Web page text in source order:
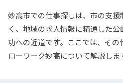
妙高市での仕事探しは、市の支
く、地域の求人情報に精通した
功への近道です。ここでは、そ
ローワーク妙高について解説しま